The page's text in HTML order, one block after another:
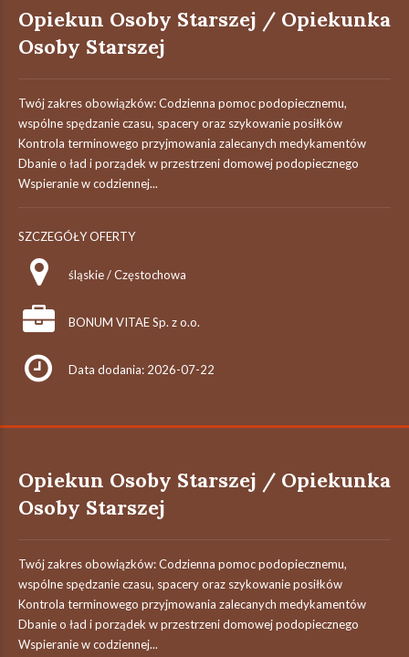
Opiekun Osoby Starszej / Opiekunka
Osoby Starszej
Twój zakres obowiązków: Codzienna pomoc podopiecznemu,
wspólne spędzanie czasu, spacery oraz szykowanie posiłków
Kontrola terminowego przyjmowania zalecanych medykamentów
Dbanie o ład i porządek w przestrzeni domowej podopiecznego
Wspieranie w codziennej...
SZCZEGÓŁY OFERTY
śląskie / Częstochowa
BONUM VITAE Sp. z o.o.
Data dodania: 2026-07-22
Opiekun Osoby Starszej / Opiekunka
Osoby Starszej
Twój zakres obowiązków: Codzienna pomoc podopiecznemu,
wspólne spędzanie czasu, spacery oraz szykowanie posiłków
Kontrola terminowego przyjmowania zalecanych medykamentów
Dbanie o ład i porządek w przestrzeni domowej podopiecznego
Wspieranie w codziennej...